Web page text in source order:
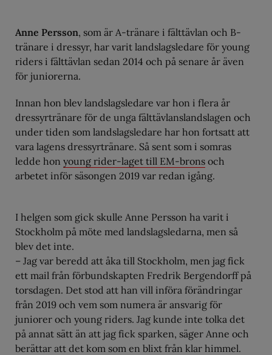
Anne Persson, som är A-tränare i fälttävlan och B-
tränare i dressyr, har varit landslagsledare för young
riders i fälttävlan sedan 2014 och på senare år även
för juniorerna.
Innan hon blev landslagsledare var hon i flera år
dressyrtränare för de unga fälttävlanslandslagen och
under tiden som landslagsledare har hon fortsatt att
vara lagens dressyrtränare. Så sent som i somras
ledde hon young rider-laget till EM-brons och
arbetet inför säsongen 2019 var redan igång.
I helgen som gick skulle Anne Persson ha varit i
Stockholm på möte med landslagsledarna, men så
blev det inte.
– Jag var beredd att åka till Stockholm, men jag fick
ett mail från förbundskapten Fredrik Bergendorff på
torsdagen. Det stod att han vill införa förändringar
från 2019 och vem som numera är ansvarig för
juniorer och young riders. Jag kunde inte tolka det
på annat sätt än att jag fick sparken, säger Anne och
berättar att det kom som en blixt från klar himmel.